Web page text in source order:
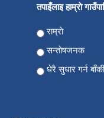
तपाइँलाइ हाम्राे
Choices
राम्राे
सन्ताेषजनक
धेरै सुधार गर्न